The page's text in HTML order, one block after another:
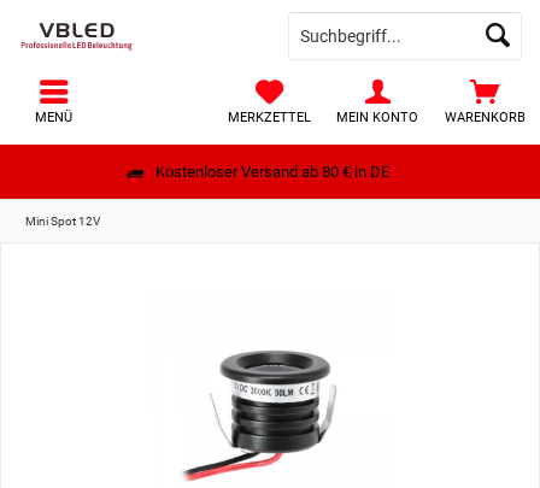
Kostenloser Versand ab 80 € in DE
WARENKORB
MERKZETTEL MEIN KONTO
MENÜ
Mini Spot 12V